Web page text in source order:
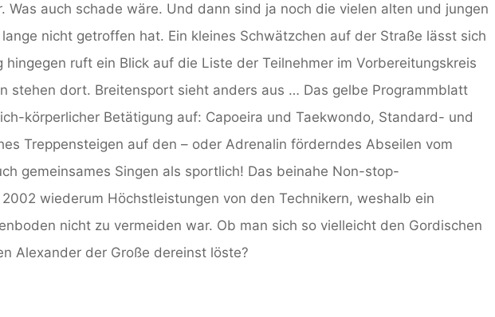
Was auch schade wäre. Und dann sind ja noch die vielen alten und jungen
nicht getroffen hat. Ein kleines Schwätzchen auf der Straße lässt sich
hingegen ruft ein Blick auf die Liste der Teilnehmer im Vorbereitungskreis
stehen dort. Breitensport sieht anders aus … Das gelbe Programmblatt
körperlicher Betätigung auf: Capoeira und Taekwondo, Standard- und
Treppensteigen auf den – oder Adrenalin förderndes Abseilen vom
gemeinsames Singen als sportlich! Das beinahe Non-stop-
wiederum Höchstleistungen von den Technikern, weshalb ein
nicht zu vermeiden war. Ob man sich so vielleicht den Gordischen
Alexander der Große dereinst löste?